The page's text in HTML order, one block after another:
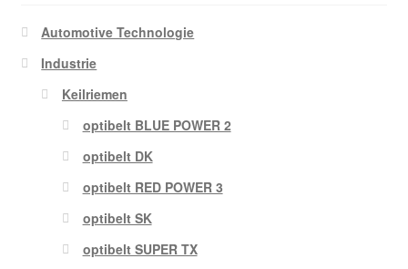
Automotive Technologie
Industrie
Keilriemen
optibelt BLUE POWER 2
optibelt DK
optibelt RED POWER 3
optibelt SK
optibelt SUPER TX